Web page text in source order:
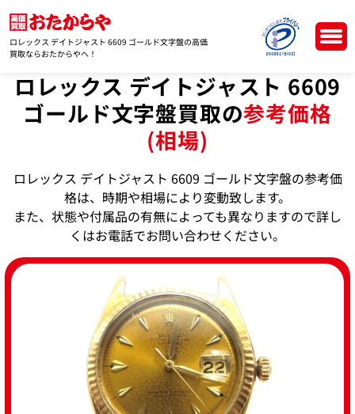
ロレックス デイトジャスト 6609 ゴールド文字盤の高価
買取ならおたからやへ！
ロレックス デイトジャスト 6609
ゴールド文字盤買取の参考価格
(相場)
ロレックス デイトジャスト 6609 ゴールド文字盤の参考価
格は、時期や相場により変動致します。
また、状態や付属品の有無によっても異なりますので詳し
くはお電話でお問い合わせください。